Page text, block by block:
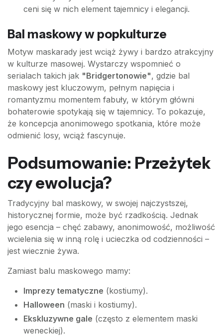
ceni się w nich element tajemnicy i elegancji.
Bal maskowy w popkulturze
Motyw maskarady jest wciąż żywy i bardzo atrakcyjny
w kulturze masowej. Wystarczy wspomnieć o
serialach takich jak "Bridgertonowie", gdzie bal
maskowy jest kluczowym, pełnym napięcia i
romantyzmu momentem fabuły, w którym główni
bohaterowie spotykają się w tajemnicy. To pokazuje,
że koncepcja anonimowego spotkania, które może
odmienić losy, wciąż fascynuje.
Podsumowanie: Przeżytek
czy ewolucja?
Tradycyjny bal maskowy, w swojej najczystszej,
historycznej formie, może być rzadkością. Jednak
jego esencja – chęć zabawy, anonimowość, możliwość
wcielenia się w inną rolę i ucieczka od codzienności –
jest wiecznie żywa.
Zamiast balu maskowego mamy:
Imprezy tematyczne (kostiumy).
Halloween (maski i kostiumy).
Ekskluzywne gale (często z elementem maski
weneckiej).